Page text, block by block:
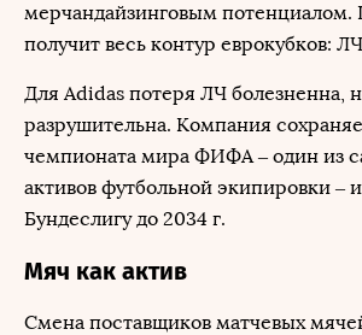
мерчандайзинговым
получит весь контур еврокубков:
Для Adidas потеря ЛЧ болезненна,
разрушительна. Компания
чемпионата мира ФИФА – один из
активов футбольной экипировки –
Бундеслигу до 2034 г.
Мяч как актив
Смена поставщиков матчевых